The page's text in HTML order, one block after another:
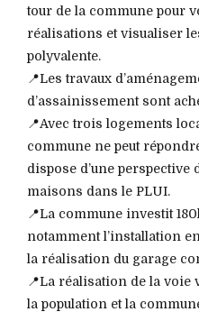
tour de la commune pour
réalisations et visualiser
polyvalente.
📍Les travaux
d’assainissement sont
📍Avec trois logements
commune ne peut
dispose d’une perspective
maisons dans le PLUI.
📍La commune investit
notamment l’installation
la réalisation du garage
📍La réalisation de la voie
la population et la